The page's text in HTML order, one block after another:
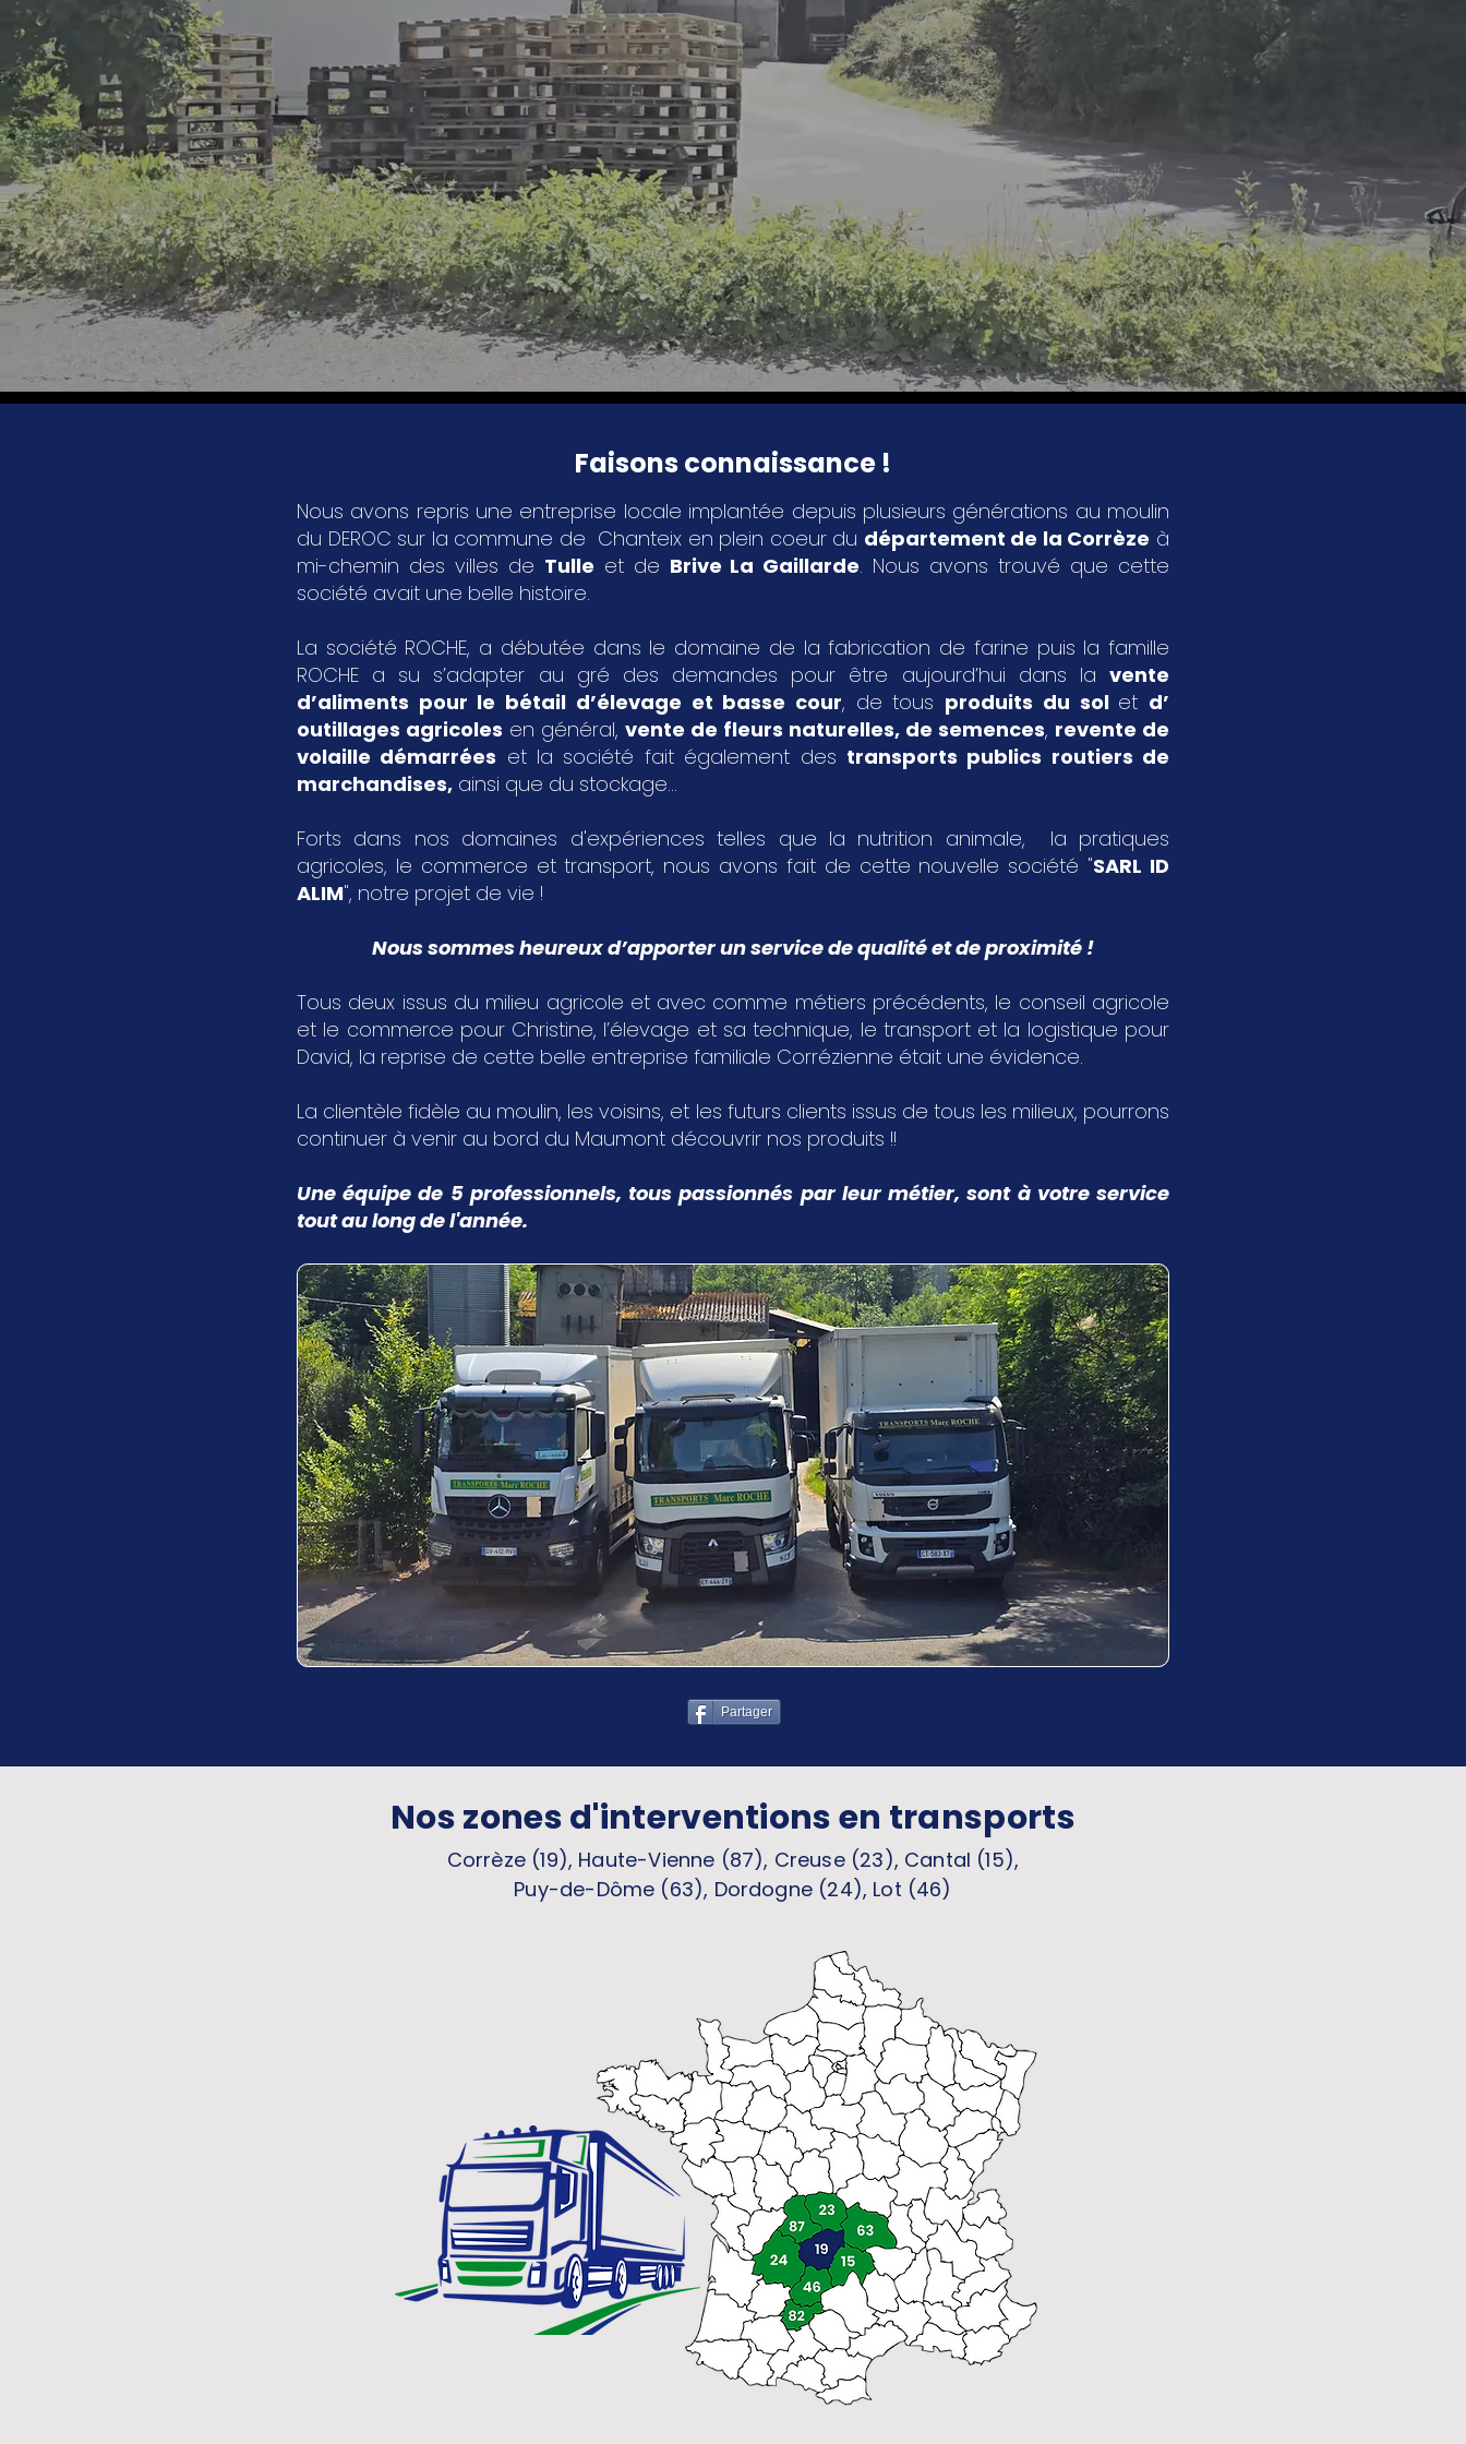
Faisons connaissance !
Nous avons repris une entreprise locale implantée depuis plusieurs générations au moulin
du DEROC sur la commune de Chanteix en plein coeur du département de la Corrèze à
mi-chemin des villes de Tulle et de Brive La Gaillarde. Nous avons trouvé que cette
société avait une belle histoire.
La société ROCHE, a débutée dans le domaine de la fabrication de farine puis la famille
ROCHE a su s’adapter au gré des demandes pour être aujourd’hui dans la vente
d’aliments pour le bétail d’élevage et basse cour, de tous produits du sol et d’
outillages agricoles en général, vente de fleurs naturelles, de semences, revente de
volaille démarrées et la société fait également des transports publics routiers de
marchandises, ainsi que du stockage...
Forts dans nos domaines d'expériences telles que la nutrition animale, la pratiques
agricoles, le commerce et transport, nous avons fait de cette nouvelle société "SARL ID
ALIM", notre projet de vie !
Nous sommes heureux d’apporter un service de qualité et de proximité !
Tous deux issus du milieu agricole et avec comme métiers précédents, le conseil agricole
et le commerce pour Christine, l’élevage et sa technique, le transport et la logistique pour
David, la reprise de cette belle entreprise familiale Corrézienne était une évidence.
La clientèle fidèle au moulin, les voisins, et les futurs clients issus de tous les milieux, pourrons
continuer à venir au bord du Maumont découvrir nos produits !!
Une équipe de 5 professionnels, tous passionnés par leur métier, sont à votre service
tout au long de l'année.
Partager
Nos zones d'interventions en transports
Corrèze (19), Haute-Vienne (87), Creuse (23), Cantal (15),
Puy-de-Dôme (63), Dordogne (24), Lot (46)